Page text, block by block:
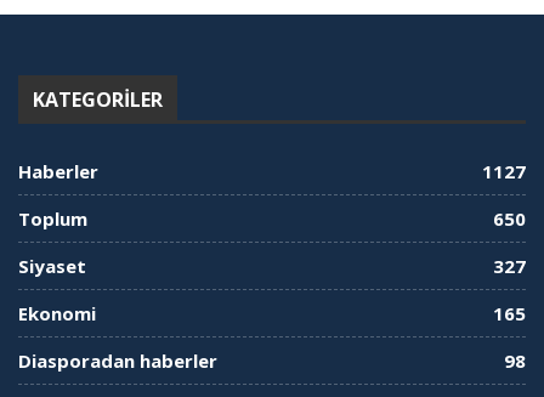
KATEGORILER
Haberler
1127
Toplum
650
Siyaset
327
Ekonomi
165
Diasporadan haberler
98